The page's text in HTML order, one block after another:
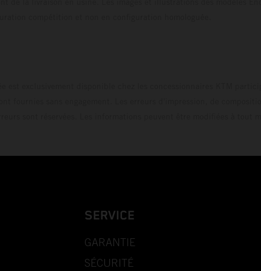
SERVICE
GARANTIE
SÉCURITÉ